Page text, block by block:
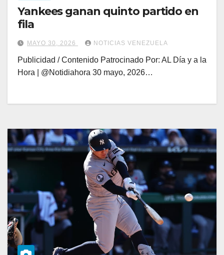
Yankees ganan quinto partido en
fila
MAYO 30, 2026 NOTICIAS VENEZUELA
Publicidad / Contenido Patrocinado Por: AL Día y a la
Hora | @Notidiahora 30 mayo, 2026…